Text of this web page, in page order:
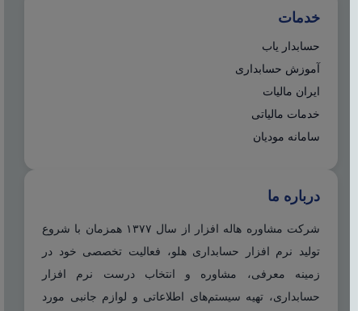
خدمات
حسابدار یاب
آموزش حسابداری
ایران مالیات
خدمات مالیاتی
سامانه مودیان
درباره ما
شرکت مشاوره هاله افزار از سال ۱۳۷۷ همزمان با شروع
تولید نرم افزار حسابداری هلو، فعالیت تخصصی خود در
زمینه معرفی، مشاوره و انتخاب درست نرم افزار
حسابداری، تهیه سیستم‌های اطلاعاتی و لوازم جانبی مورد